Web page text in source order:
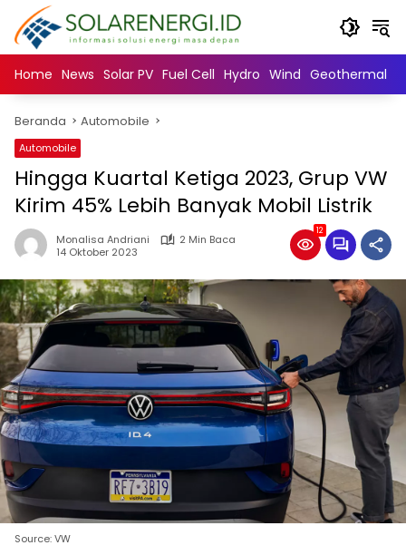
Langsung
konten
Home News Solar PV Fuel Cell Hydro Wind Geothermal
Beranda Automobile
Automobile
Hingga Kuartal Ketiga 2023, Grup VW
Kirim 45% Lebih Banyak Mobil Listrik
Monalisa Andriani
2 Min Baca
14 Oktober 2023
12
Source: VW